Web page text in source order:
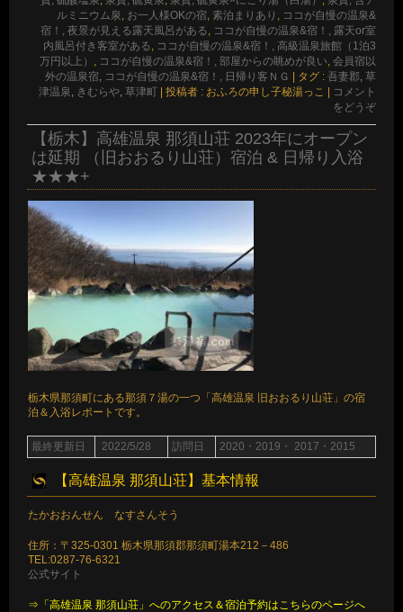
ルミニウム泉 お一人様OKの宿 素泊まりあり
ココが自慢の温泉&
宿！, 夜景が見える露天風呂がある
ココが自慢の温泉&宿！, 露天or室
内風呂付き客室がある
ココが自慢の温泉&宿！, 高級温泉旅館（1泊3
万円以上）
ココが自慢の温泉&宿！, 部屋からの眺めが良い 会員宿以
外の温泉宿 ココが自慢の温泉&宿！, 日帰り客ＮＧ | タグ : 吾妻郡 草
津温泉
きむらや 草津町 | 投稿者 : おふろの申し子秘湯っこ | コメント
をどうぞ
【栃木】高雄温泉 那須山荘 2023年にオープン
は延期 （旧おおるり山荘）宿泊 & 日帰り入浴
★★★+
栃木県那須町にある那須７湯の一つ「高雄温泉 旧おおるり山荘」の宿
泊＆入浴レポートです。
最終更新日 2022/5/28 訪問日 2020・2019・ 2017・2015
【高雄温泉 那須山荘】基本情報
たかおおんせん なすさんそう
住所：〒325-0301 栃木県那須郡那須町湯本212－486
TEL:0287-76-6321
公式サイト
⇒「高雄温泉 那須山荘」へのアクセス＆宿泊予約はこちらのページへ